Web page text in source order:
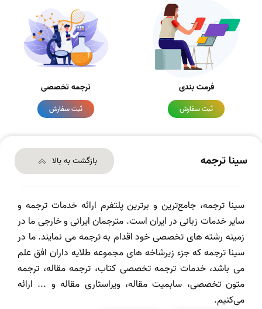
فرمت بندی
ثبت سفارش
ترجمه تخصصی
ثبت سفارش
سینا ترجمه بازگشت به بالا
سینا ترجمه، جامع‌ترین و برترین پلتفرم ارائه خدمات ترجمه و
سایر خدمات زبانی در ایران است. مترجمان ایرانی و خارجی ما در
زمینه رشته های تخصصی خود اقدام به ترجمه می نمایند. ما در
سینا ترجمه که جزء زیرشاخه های مجموعه طلایه داران افق علم
می باشد، خدمات ترجمه تخصصی کتاب، ترجمه مقاله، ترجمه
متون تخصصی، سابمیت مقاله، ویراستاری مقاله و ... ارائه
می‌کنیم.